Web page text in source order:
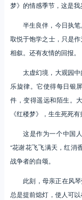
梦》的情感季节，这是我
半生良伴，今日执
取悦于饱学之士，只是
相叙。还有友情的回报。
太虚幻境，大观园
乐旋律。它使得每日银
件，变得遥远和陌生。
《红楼梦》，生生死死有
这是作为一个中国
“花谢花飞飞满天，红消
战争者的自颂。
此刻，母亲正在风
总是提前熄灯，使人可